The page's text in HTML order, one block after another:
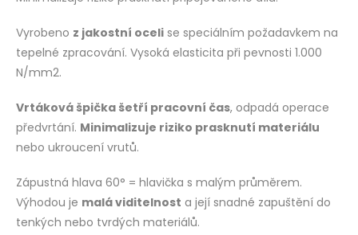
Vyrobeno z jakostní oceli se speciálním požadavkem na
tepelné zpracování. Vysoká elasticita při pevnosti 1.000
N/mm2.
Vrtáková špička šetří pracovní čas, odpadá operace
předvrtání. Minimalizuje riziko prasknutí materiálu
nebo ukroucení vrutů.
Zápustná hlava 60° = hlavička s malým průměrem.
Výhodou je malá viditelnost a její snadné zapuštění do
tenkých nebo tvrdých materiálů.